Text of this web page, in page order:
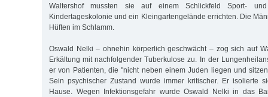
Waltershof mussten sie auf einem Schlickfeld Sport-
Kindertageskolonie und ein Kleingartengelände errichten. Die
Hüften im Schlamm.
Oswald Nelki – ohnehin körperlich geschwächt – zog sich auf
Erkältung mit nachfolgender Tuberkulose zu. In der
er von Patienten, die "nicht neben einem Juden liegen und
Sein psychischer Zustand wurde immer kritischer. Er isolierte
Hause. Wegen Infektionsgefahr wurde Oswald Nelki in das